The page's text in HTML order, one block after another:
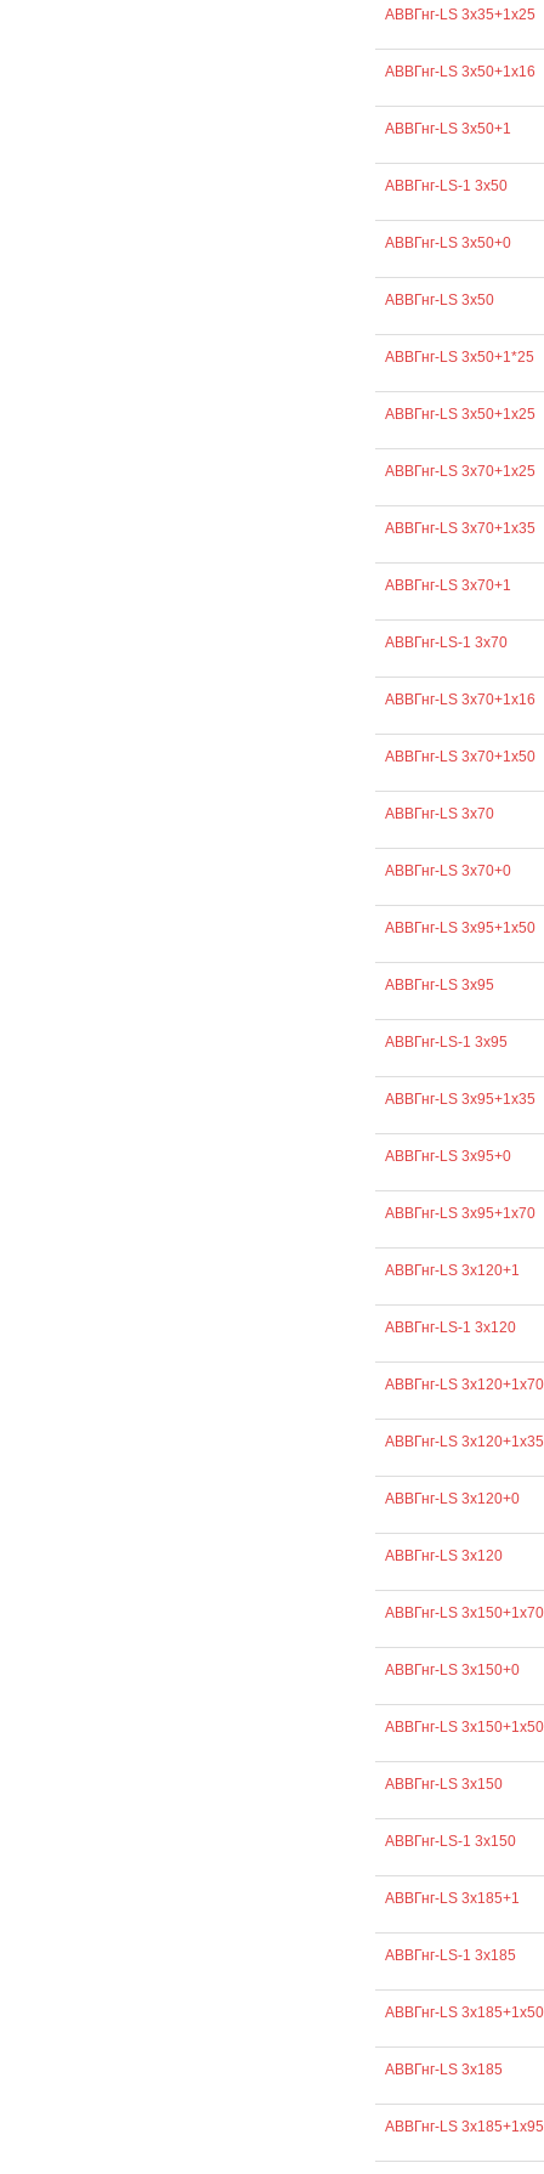
АВВГнг-LS 3х35+1х25
АВВГнг-LS 3х50+1х16
АВВГнг-LS 3х50+1
АВВГнг-LS-1 3х50
АВВГнг-LS 3х50+0
АВВГнг-LS 3х50
АВВГнг-LS 3х50+1*25
АВВГнг-LS 3х50+1х25
АВВГнг-LS 3х70+1х25
АВВГнг-LS 3х70+1х35
АВВГнг-LS 3х70+1
АВВГнг-LS-1 3х70
АВВГнг-LS 3х70+1х16
АВВГнг-LS 3х70+1х50
АВВГнг-LS 3х70
АВВГнг-LS 3х70+0
АВВГнг-LS 3х95+1х50
АВВГнг-LS 3х95
АВВГнг-LS-1 3х95
АВВГнг-LS 3х95+1х35
АВВГнг-LS 3х95+0
АВВГнг-LS 3х95+1х70
АВВГнг-LS 3х120+1
АВВГнг-LS-1 3х120
АВВГнг-LS 3х120+1х70
АВВГнг-LS 3х120+1х35
АВВГнг-LS 3х120+0
АВВГнг-LS 3х120
АВВГнг-LS 3х150+1х70
АВВГнг-LS 3х150+0
АВВГнг-LS 3х150+1х50
АВВГнг-LS 3х150
АВВГнг-LS-1 3х150
АВВГнг-LS 3х185+1
АВВГнг-LS-1 3х185
АВВГнг-LS 3х185+1х50
АВВГнг-LS 3х185
АВВГнг-LS 3х185+1х95